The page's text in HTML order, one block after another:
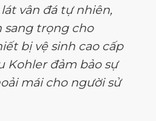
vân đá tự nhiên,
sang trọng cho
bị vệ sinh cao cấp
Kohler đảm bảo sự
mái cho người sử